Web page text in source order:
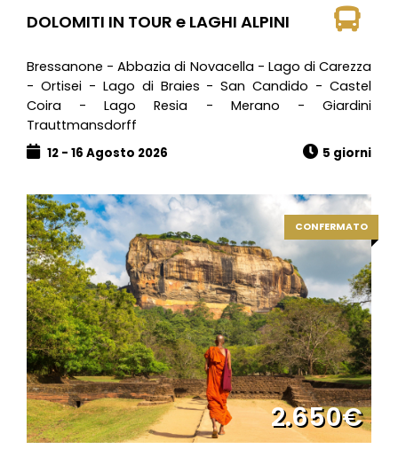
DOLOMITI IN TOUR e LAGHI ALPINI
Bressanone - Abbazia di Novacella - Lago di Carezza
- Ortisei - Lago di Braies - San Candido - Castel
Coira - Lago Resia - Merano - Giardini
Trauttmansdorff
12 - 16 Agosto 2026 5 giorni
CONFERMATO
2.650€